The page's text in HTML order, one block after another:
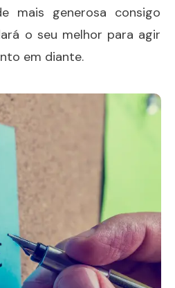
mais generosa consigo
o seu melhor para agir
em diante.